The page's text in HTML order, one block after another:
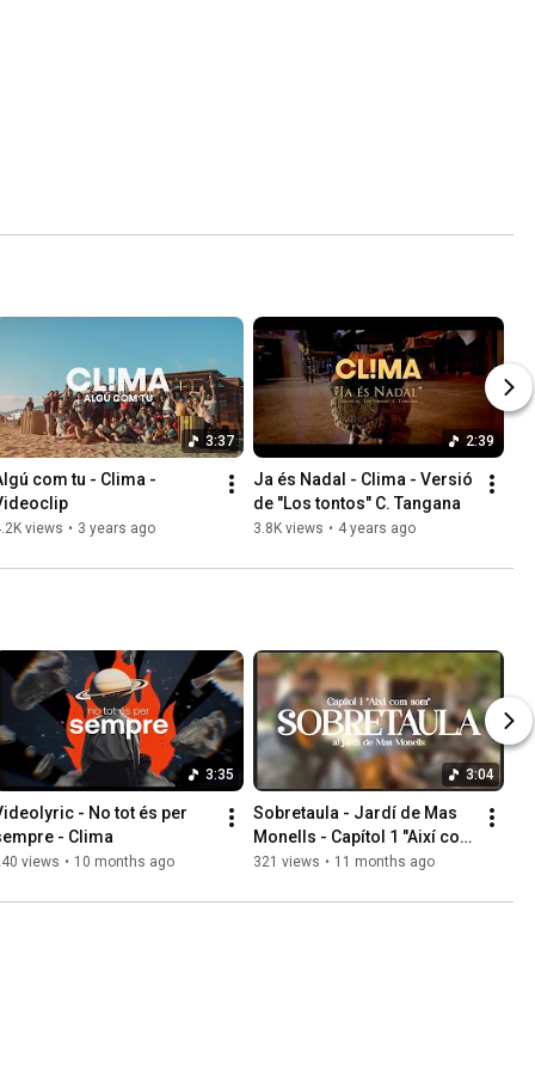
3:37
com tu - Clima -
views • 3 years ago
2:39
Ja és Nadal - Clima - Versió
de "Los tontos" C. Tangana
3.8K views • 4 years ago
3:35
- No tot és per
- Clima
views • 10 months ago
3:04
Sobretaula - Jardí de Mas
Monells - Capítol 1 "Així com
som"
321 views • 11 months ago